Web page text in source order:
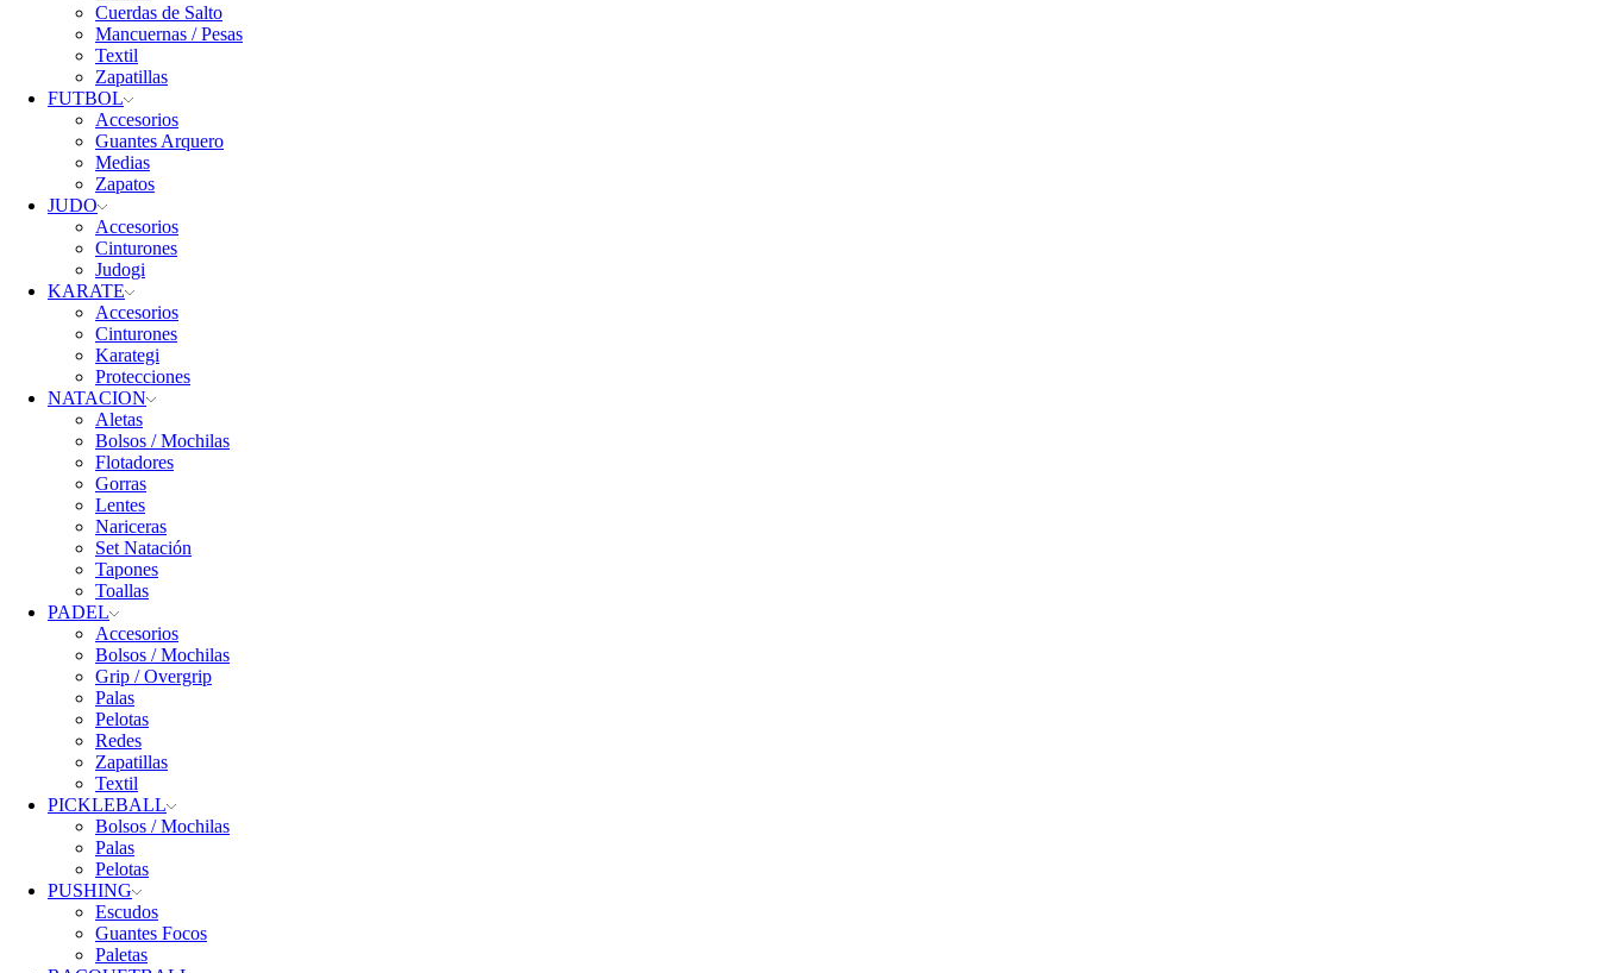
Cuerdas de Salto
Mancuernas / Pesas
Textil
Zapatillas
FUTBOL
Accesorios
Guantes Arquero
Medias
Zapatos
JUDO
Accesorios
Cinturones
Judogi
KARATE
Accesorios
Cinturones
Karategi
Protecciones
NATACION
Aletas
Bolsos / Mochilas
Flotadores
Gorras
Lentes
Nariceras
Set Natación
Tapones
Toallas
PADEL
Accesorios
Bolsos / Mochilas
Grip / Overgrip
Palas
Pelotas
Redes
Zapatillas
Textil
PICKLEBALL
Bolsos / Mochilas
Palas
Pelotas
PUSHING
Escudos
Guantes Focos
Paletas